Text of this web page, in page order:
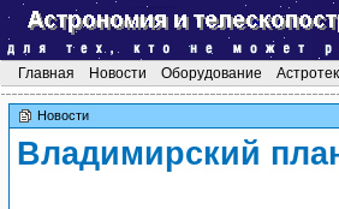
Главная Новости Оборудование
Новости
Владимирский